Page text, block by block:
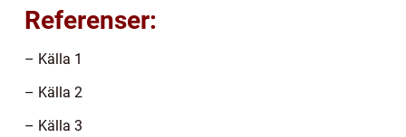
Referenser:
– Källa 1
– Källa 2
– Källa 3